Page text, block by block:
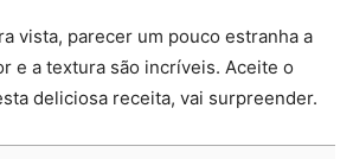
vista, parecer um pouco estranha a
e a textura são incríveis. Aceite o
deliciosa receita, vai surpreender.